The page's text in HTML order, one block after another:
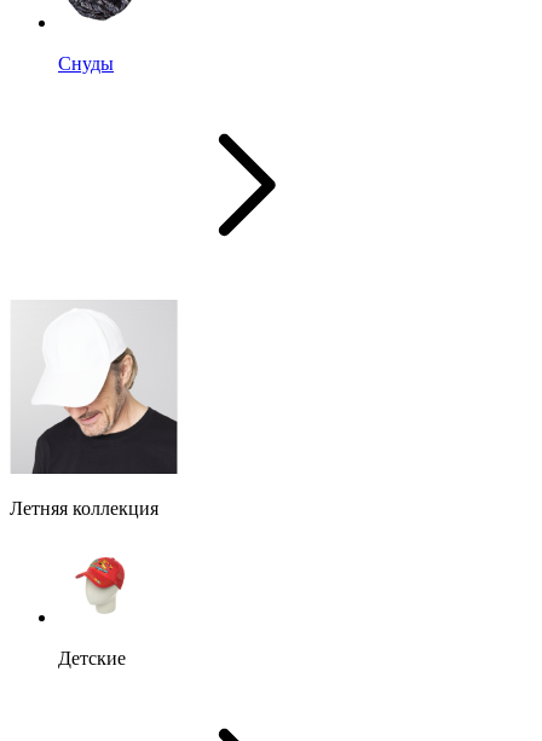
Снуды
Летняя коллекция
Детские